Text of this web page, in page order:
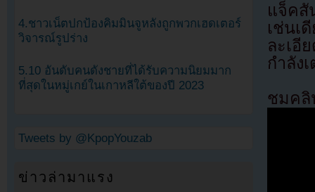
แจ็คสั
เช่น
ละเอี
กำลัง
ชมคลิ
4.ชาวเน็ตปกป้องคิมมินจูหลังถูกพวกเฮดเตอร์
วิจารณ์รูปร่าง
5.10 อันดับคนดังชายที่ได้รับความนิยมมาก
ที่สุดในหมู่เกย์ในเกาหลีใต้ของปี 2023
Tweets by @KpopYouzab
ข่าวล่ามาแรง